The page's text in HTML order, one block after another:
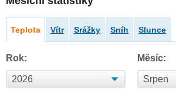
Teplota Vítr Srážky Sníh Slunce
Rok: Měsíc: